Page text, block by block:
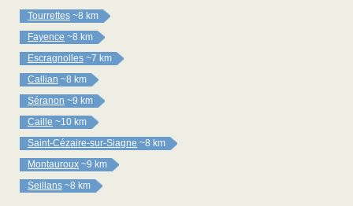
Tourrettes ~8 km
Fayence ~8 km
Escragnolles ~7 km
Callian ~8 km
Séranon ~9 km
Caille ~10 km
Saint-Cézaire-sur-Siagne ~8 km
Montauroux ~9 km
Seillans ~8 km